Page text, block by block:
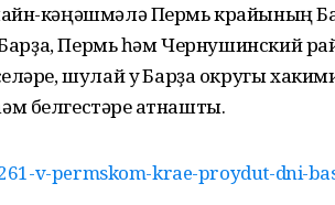
кәңәшмәлә Пермь крайының
Барҙа, Пермь һәм Чернушинский
шулай уҡ Барҙа округы
белгестәре ҡатнашты.
v-permskom-krae-proydut-dni-